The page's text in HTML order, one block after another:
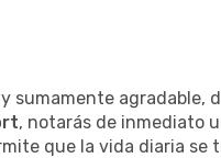
sumamente agradable,
, notarás de inmediato
que la vida diaria se